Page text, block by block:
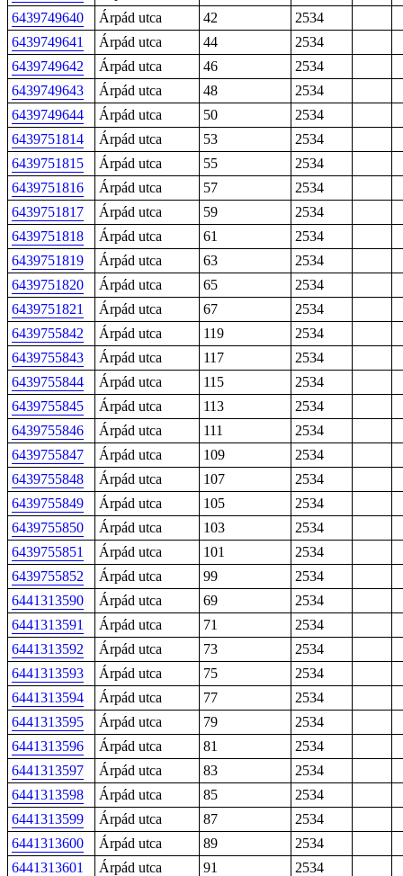
6439749640
Árpád utca 42
2534
6439749641
Árpád utca 44
2534
6439749642
Árpád utca 46
2534
6439749643
Árpád utca 48
2534
6439749644
Árpád utca 50
2534
6439751814
Árpád utca 53
2534
6439751815
Árpád utca 55
2534
6439751816
Árpád utca 57
2534
6439751817
Árpád utca 59
2534
6439751818
Árpád utca 61
2534
6439751819
Árpád utca 63
2534
6439751820
Árpád utca 65
2534
6439751821
Árpád utca 67
2534
6439755842
Árpád utca 119
2534
6439755843
Árpád utca 117
2534
6439755844
Árpád utca 115
2534
6439755845
Árpád utca 113
2534
6439755846
Árpád utca 111
2534
6439755847
Árpád utca 109
2534
6439755848
Árpád utca 107
2534
6439755849
Árpád utca 105
2534
6439755850
Árpád utca 103
2534
6439755851
Árpád utca 101
2534
6439755852
Árpád utca 99
2534
6441313590
Árpád utca 69
2534
6441313591
Árpád utca 71
2534
6441313592
Árpád utca 73
2534
6441313593
Árpád utca 75
2534
6441313594
Árpád utca 77
2534
6441313595
Árpád utca 79
2534
6441313596
Árpád utca 81
2534
6441313597
Árpád utca 83
2534
6441313598
Árpád utca 85
2534
6441313599
Árpád utca 87
2534
6441313600
Árpád utca 89
2534
6441313601
Árpád utca 91
2534